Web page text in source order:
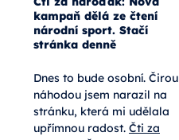
Čti za nároďák: Nová
kampaň dělá ze čtení
národní sport. Stačí
stránka denně
Dnes to bude osobní. Čirou
náhodou jsem narazil na
stránku, která mi udělala
upřímnou radost. Čti za